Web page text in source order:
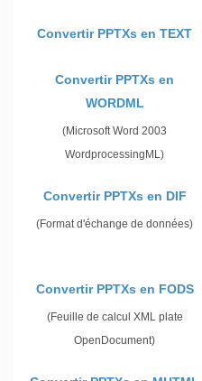
Convertir PPTXs en TEXT
Convertir PPTXs en
WORDML
(Microsoft Word 2003
WordprocessingML)
Convertir PPTXs en DIF
(Format d'échange de données)
Convertir PPTXs en FODS
(Feuille de calcul XML plate
OpenDocument)